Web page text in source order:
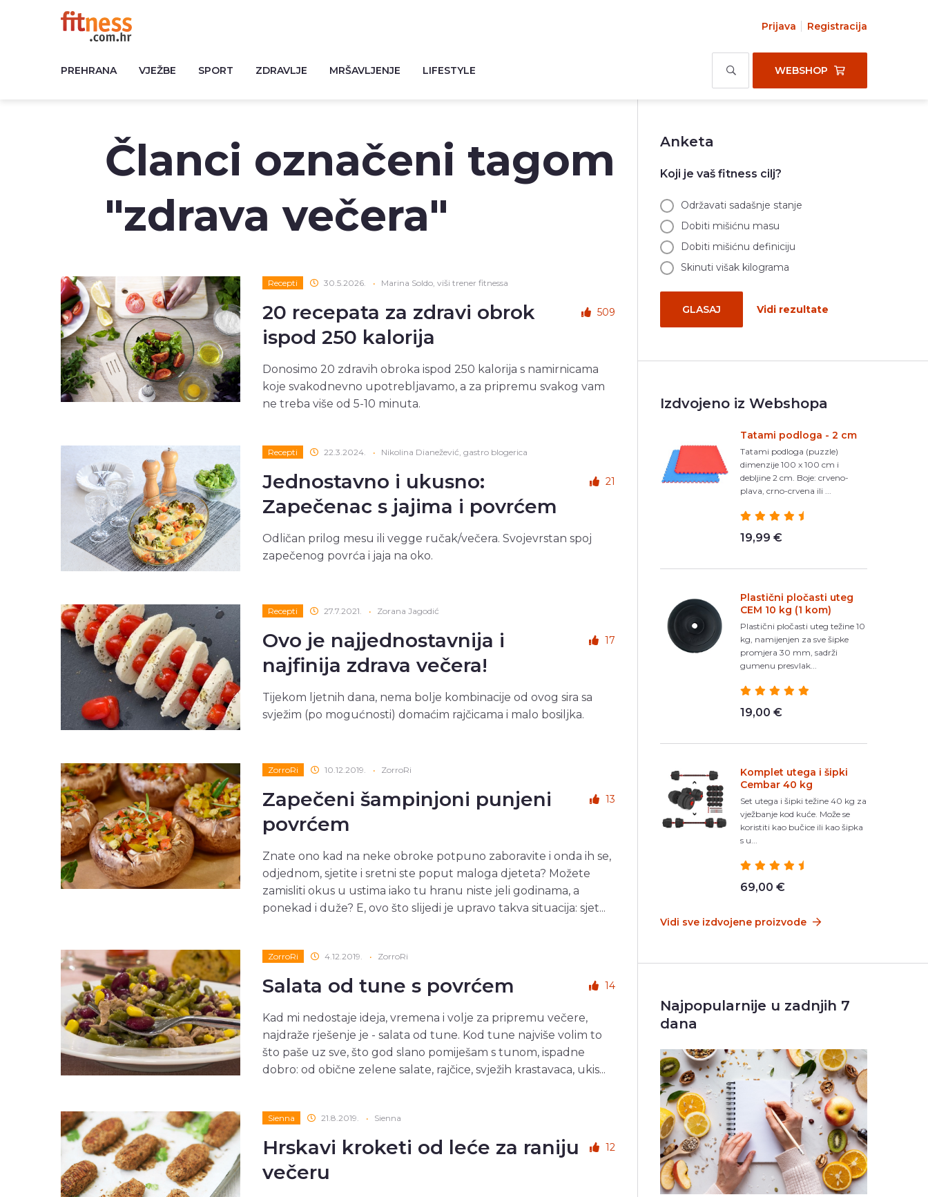
Prijava Registracija
PREHRANA VJEŽBE SPORT ZDRAVLJE MRŠAVLJENJE LIFESTYLE WEBSHOP
Članci označeni tagom
"zdrava večera"
Recepti 30.5.2026. • Marina Soldo, viši trener fitnessa
20 recepata za zdravi obrok
ispod 250 kalorija
509
Donosimo 20 zdravih obroka ispod 250 kalorija s namirnicama
koje svakodnevno upotrebljavamo, a za pripremu svakog vam
ne treba više od 5-10 minuta.
Recepti 22.3.2024. • Nikolina Dianežević, gastro blogerica
Jednostavno i ukusno:
Zapečenac s jajima i povrćem
21
Odličan prilog mesu ili vegge ručak/večera. Svojevrstan spoj
zapečenog povrća i jaja na oko.
Recepti 27.7.2021. • Zorana Jagodić
Ovo je najjednostavnija i
najfinija zdrava večera!
17
Tijekom ljetnih dana, nema bolje kombinacije od ovog sira sa
svježim (po mogućnosti) domaćim rajčicama i malo bosiljka.
ZorroRi 10.12.2019. • ZorroRi
Zapečeni šampinjoni punjeni
povrćem
13
Znate ono kad na neke obroke potpuno zaboravite i onda ih se,
odjednom, sjetite i sretni ste poput maloga djeteta? Možete
zamisliti okus u ustima iako tu hranu niste jeli godinama, a
ponekad i duže? E, ovo što slijedi je upravo takva situacija: sjet...
ZorroRi 4.12.2019. • ZorroRi
Salata od tune s povrćem 14
Kad mi nedostaje ideja, vremena i volje za pripremu večere,
najdraže rješenje je - salata od tune. Kod tune najviše volim to
što paše uz sve, što god slano pomiješam s tunom, ispadne
dobro: od obične zelene salate, rajčice, svježih krastavaca, ukis...
Sienna 21.8.2019. • Sienna
Hrskavi kroketi od leće za raniju
večeru
12
Anketa
Koji je vaš fitness cilj?
Održavati sadašnje stanje
Dobiti mišićnu masu
Dobiti mišićnu definiciju
Skinuti višak kilograma
GLASAJ Vidi rezultate
Izdvojeno iz Webshopa
Tatami podloga - 2 cm
Tatami podloga (puzzle)
dimenzije 100 x 100 cm i
debljine 2 cm. Boje: crveno-
plava, crno-crvena ili ...
19,99 €
Plastični pločasti uteg
CEM 10 kg (1 kom)
Plastični pločasti uteg težine 10
kg, namijenjen za sve šipke
promjera 30 mm, sadrži
gumenu presvlak...
19,00 €
Komplet utega i šipki
Cembar 40 kg
Set utega i šipki težine 40 kg za
vježbanje kod kuće. Može se
koristiti kao bučice ili kao šipka
s u...
69,00 €
Vidi sve izdvojene proizvode
Najpopularnije u zadnjih 7
dana